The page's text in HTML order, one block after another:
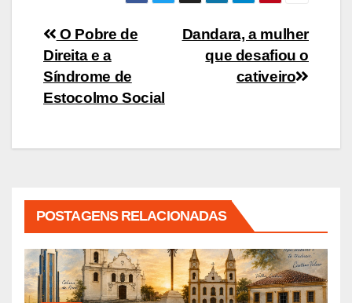
Navegação
de
Post
Dandara, a mulher
que desafiou o
cativeiro
O Pobre de
Direita e a
Síndrome de
Estocolmo Social
POSTAGENS RELACIONADAS